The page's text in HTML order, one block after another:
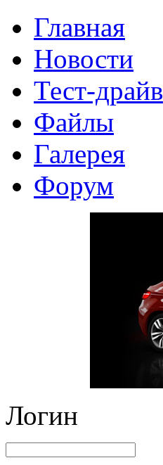
Главная
Новости
Тест-драйв
Файлы
Галерея
Форум
Логин